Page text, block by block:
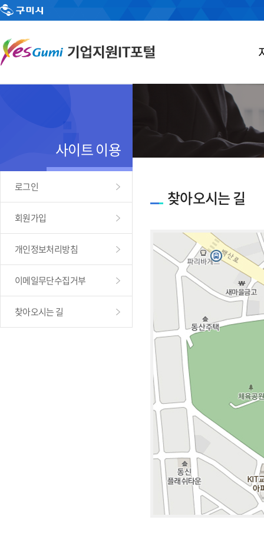
사이트 이용
로그인
회원가입
개인정보처리방침
이메일무단수집거부
찾아오시는 길
찾아오시는 길